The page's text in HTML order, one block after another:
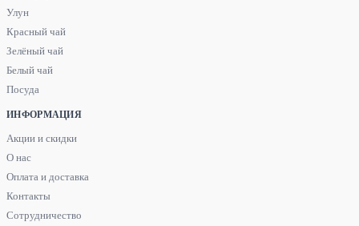
Улун
Красный чай
Зелёный чай
Белый чай
Посуда
ИНФОРМАЦИЯ
Акции и скидки
О нас
Оплата и доставка
Контакты
Сотрудничество